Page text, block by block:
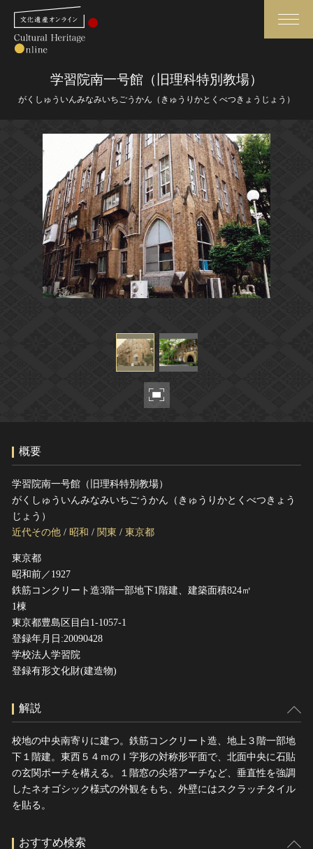
さらに詳細検索
さらに詳細検索
作品一覧
カテゴリで見る
世界遺産と無形文化遺産
全国の美術館・博物館
媒体資料・関連記事等
博物館、美術館の皆さまへ
文化庁よりご挨拶
今月のみどころ
お知らせ一覧
このサイトについて
関連サイトリンク
サイトマップ
サイトのご意見はこちら
文化遺産データベース
国指定文化財等データベース
学習院南一号館（旧理科特別教場）
がくしゅういんみなみいちごうかん（きゅうりかとくべつきょうじょう）
概要
学習院南一号館（旧理科特別教場）
がくしゅういんみなみいちごうかん（きゅうりかとくべつきょう
じょう）
近代その他 / 昭和 / 関東 / 東京都
東京都
昭和前／1927
鉄筋コンクリート造3階一部地下1階建、建築面積824㎡
1棟
東京都豊島区目白1-1057-1
登録年月日:20090428
学校法人学習院
登録有形文化財(建造物)
解説
校地の中央南寄りに建つ。鉄筋コンクリート造、地上３階一部地
下１階建。東西５４ｍのＩ字形の対称形平面で、北面中央に石貼
の玄関ポーチを構える。１階窓の尖塔アーチなど、垂直性を強調
したネオゴシック様式の外観をもち、外壁にはスクラッチタイル
を貼る。
おすすめ検索